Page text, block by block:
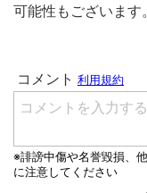
可能性もございます